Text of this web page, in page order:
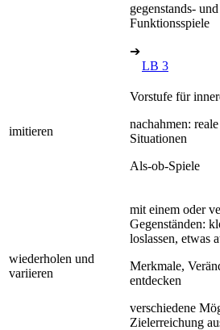
gegenstands-
Funktionsspiele
➔
LB 3
imitieren
Vorstufe für
nachahmen:
Situationen
Als-ob-Spiele
wiederholen und
variieren
mit einem oder
Gegenständen:
loslassen, etwas
Merkmale,
entdecken
verschiedene
Zielerreichung